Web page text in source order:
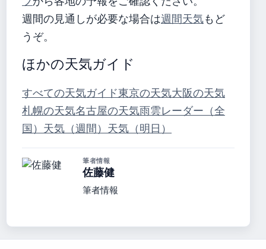
週間の見通しが必要な場合は週間天気もど
うぞ。
ほかの天気ガイド
すべての天気ガイド東京の天気大阪の天気
札幌の天気名古屋の天気雨雲レーダー（全
国） 天気（週間） 天気（明日）
筆者情報
佐藤健
筆者情報